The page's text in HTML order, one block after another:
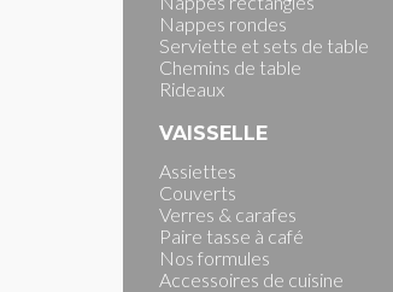
Nappes rondes
Serviette et sets de table
Chemins de table
Rideaux
VAISSELLE
Assiettes
Couverts
Verres & carafes
Paire tasse à café
Nos formules
Accessoires de cuisine